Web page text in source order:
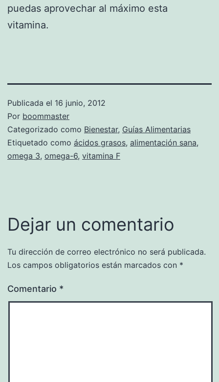
puedas aprovechar al máximo esta
vitamina.
Publicada el 16 junio, 2012
Por boommaster
Categorizado como Bienestar, Guías Alimentarias
Etiquetado como ácidos grasos, alimentación sana,
omega 3, omega-6, vitamina F
Dejar un comentario
Tu dirección de correo electrónico no será publicada.
Los campos obligatorios están marcados con *
Comentario *